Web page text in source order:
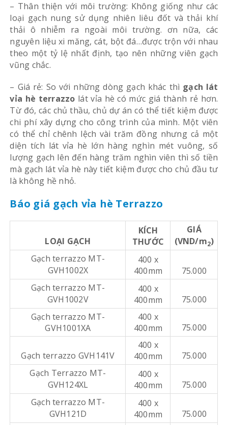
– Thân thiện với môi trường: Không giống như các
loại gạch nung sử dụng nhiên liêu đốt và thải khí
thải ô nhiễm ra ngoài môi trường. ơn nữa, các
nguyên liệu xi măng, cát, bột đá…được trộn với nhau
theo một tỷ lệ nhất định, tạo nên những viên gạch
vũng chắc.
– Giá rẻ: So với những dòng gạch khác thì gạch lát
vỉa hè terrazzo lát vỉa hè có mức giá thành rẻ hơn.
Từ đó, các chủ thầu, chủ dự án có thể tiết kiệm được
chi phí xây dựng cho công trình của mình. Một viên
có thể chỉ chênh lệch vài trăm đồng nhưng cả một
diện tích lát vỉa hè lớn hàng nghìn mét vuông, số
lượng gạch lên đến hàng trăm nghìn viên thì số tiền
mà gạch lát vỉa hè này tiết kiệm được cho chủ đầu tư
là không hề nhỏ.
Báo giá gạch vỉa hè Terrazzo
LOẠI GẠCH
KÍCH
THƯỚC
GIÁ
(VND/m2)
Gạch terrazzo MT-
GVH1002X
400 x
400mm
75.000
Gạch terrazzo MT-
GVH1002V
400 x
400mm
75.000
Gạch terrazzo MT-
GVH1001XA
400 x
400mm
75.000
Gạch terrazzo GVH141V
400 x
400mm
75.000
Gạch Terrazzo MT-
GVH124XL
400 x
400mm
75.000
Gạch terrazzo MT-
GVH121D
400 x
400mm
75.000